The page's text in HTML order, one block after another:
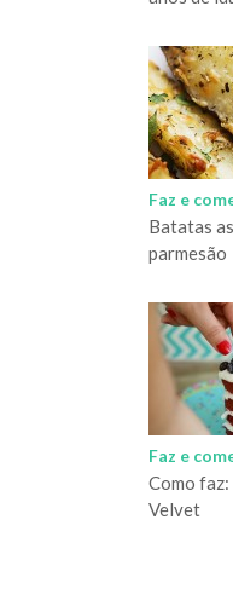
Faz e
Batatas
parmesão
Faz e
Como
Velvet